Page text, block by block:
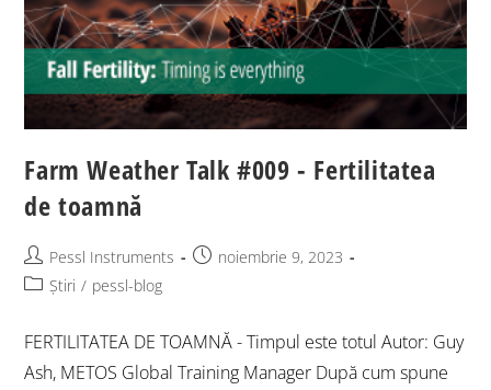
Farm Weather Talk #009 - Fertilitatea
de toamnă
Pessl Instruments
noiembrie 9, 2023
Știri / pessl-blog
FERTILITATEA DE TOAMNĂ - Timpul este totul Autor: Guy
Ash, METOS Global Training Manager După cum spune